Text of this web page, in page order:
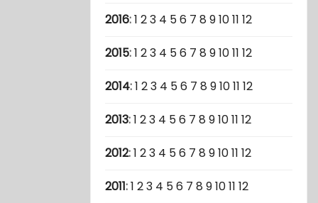
2016:1 23 4 56 7 8 91011 12
2015:1 23 4 56 7 8 91011 12
2014:1 23 4 56 7 8 91011 12
2013:1 23 4 56 7 8 91011 12
2012:1 23 4 56 7 8 91011 12
2011:1 23 4 56 7 8 91011 12